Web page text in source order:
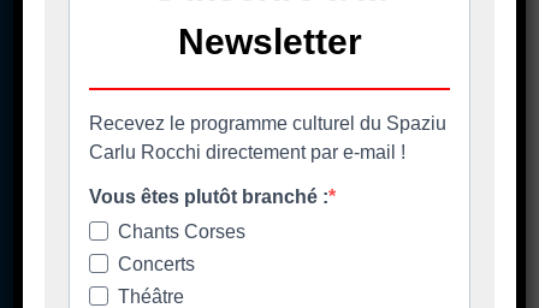
Ore di apertura
Les horaires d'ouverture
130 Carrughju di Spezziolaccia
20620 Biguglia
Lundi matin fermé